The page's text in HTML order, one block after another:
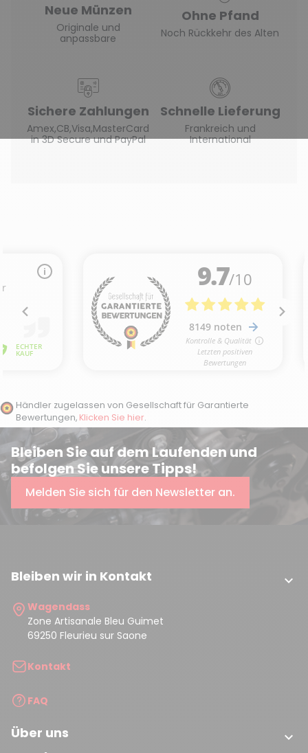
Neue Münzen
Originale und
anpassbare
Ohne Pfand
Noch Rückkehr des Alten
Sichere Zahlungen
Amex,CB,Visa,MasterCard
in 3D Secure und PayPal
Schnelle Lieferung
Frankreich und
International
Händler zugelassen von Gesellschaft für Garantierte
Bewertungen, Klicken Sie hier.
Bleiben Sie auf dem Laufenden und
befolgen Sie unsere Tipps!
Melden Sie sich für den Newsletter an.
Bleiben wir in Kontakt 
Wagendass
Zone Artisanale Bleu Guimet
69250 Fleurieu sur Saone
Kontakt
FAQ
Über uns 